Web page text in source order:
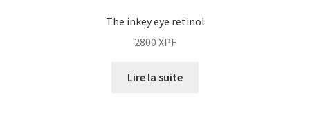
The inkey eye retinol
2800 XPF
Lire la suite